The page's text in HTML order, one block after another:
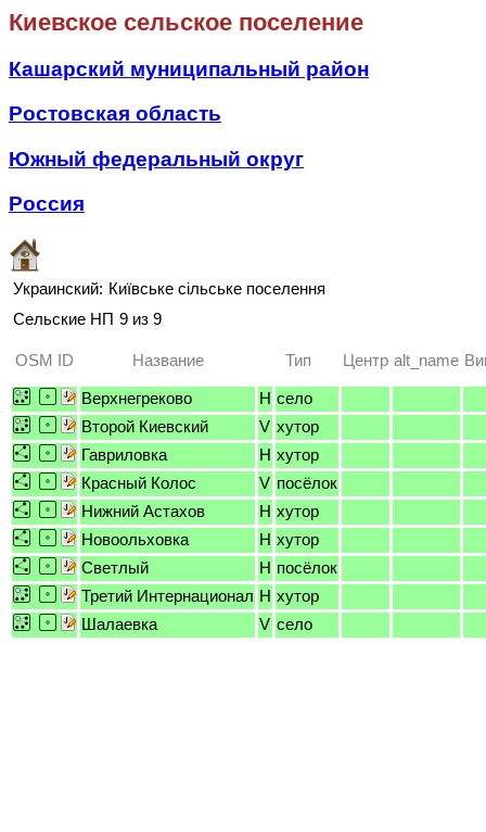
Киевское сельское поселение
Кашарский муниципальный район
Ростовская область
Южный федеральный округ
Россия
Украинский: Київське сільське поселення
Сельские НП 9 из 9
OSM ID Название Тип Центр alt_name
Верхнегреково H село
Второй Киевский
V хутор
Гавриловка
H хутор
Красный Колос
V посёлок
Нижний Астахов
H хутор
Новоольховка
H хутор
Светлый
H посёлок
Третий Интернационал H хутор
Шалаевка
V село